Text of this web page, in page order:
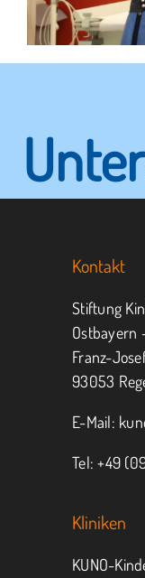
Sie
Jeder kann
MITMACHEN
Kontakt
Stiftung
Ostbayern
Franz-
93053
E-Mail:
Tel: +49
Kliniken
KUNO-